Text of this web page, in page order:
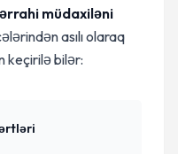
müdaxiləni
asılı olaraq
keçirilə bilər: